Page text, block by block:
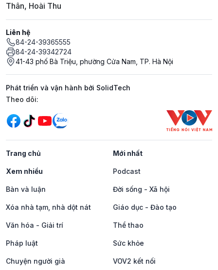
Thân, Hoài Thu
Liên hệ
84-24-39365555
84-24-39342724
41-43 phố Bà Triệu, phường Cửa Nam, TP. Hà Nội
Phát triển và vận hành bởi SolidTech
Mạng xã hội
Theo dõi:
Trang chủ Mới nhất
Xem nhiều Podcast
Bàn và luận Đời sống - Xã hội
Xóa nhà tạm, nhà dột nát Giáo dục - Đào tạo
Văn hóa - Giải trí Thể thao
Pháp luật Sức khỏe
Chuyện người già VOV2 kết nối